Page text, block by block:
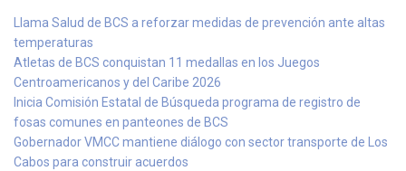
Llama Salud de BCS a reforzar medidas de prevención ante altas
temperaturas
Atletas de BCS conquistan 11 medallas en los Juegos
Centroamericanos y del Caribe 2026
Inicia Comisión Estatal de Búsqueda programa de registro de
fosas comunes en panteones de BCS
Gobernador VMCC mantiene diálogo con sector transporte de Los
Cabos para construir acuerdos